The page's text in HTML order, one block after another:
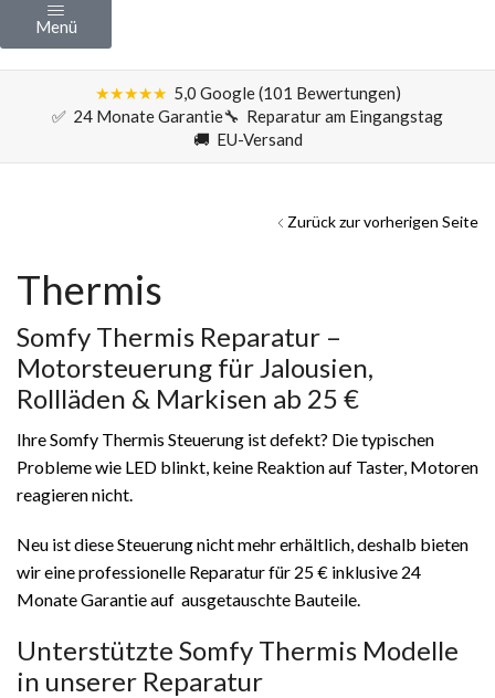
Menü
★★★★★ 5,0 Google (101 Bewertungen)
✅ 24 Monate Garantie🔧 Reparatur am Eingangstag
🚚 EU-Versand
Zurück zur vorherigen Seite
Thermis
Somfy Thermis Reparatur –
Motorsteuerung für Jalousien,
Rollläden & Markisen ab 25 €
Ihre Somfy Thermis Steuerung ist defekt? Die typischen
Probleme wie LED blinkt, keine Reaktion auf Taster, Motoren
reagieren nicht.
Neu ist diese Steuerung nicht mehr erhältlich, deshalb bieten
wir eine professionelle Reparatur für 25 € inklusive 24
Monate Garantie auf ausgetauschte Bauteile.
Unterstützte Somfy Thermis Modelle
in unserer Reparatur